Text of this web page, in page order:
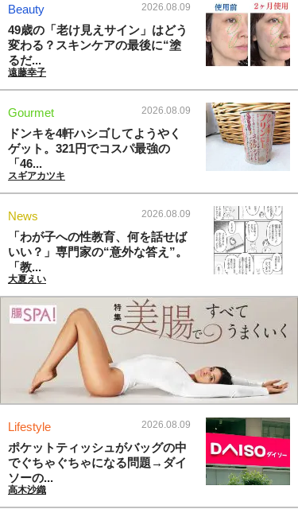
Beauty 2026.08.09
49歳の「老け見えサイン」はどう
変わる？スキンケアの最後に“塗
るだ...
遠藤幸子
Gourmet 2026.08.09
ドンキを4軒ハシゴしてようやく
ゲット。321円でコスパ最強の
「46...
スギアカツキ
News 2026.08.09
「わが子への性教育、何を話せば
いい？」専門家の“意外な答え”。
「教...
大夏えい
Lifestyle 2026.08.09
ポケットティッシュがバッグの中
でぐちゃぐちゃになる問題→ダイ
ソーの...
高木沙織